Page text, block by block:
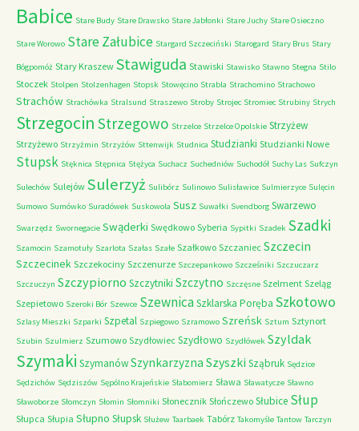
Babice Stare Budy Stare Drawsko Stare Jabłonki Stare Juchy Stare Osieczno
Stare Worowo Stare Załubice Stargard Szczeciński Starogard Stary Brus Stary
Bógpomóż Stary Kraszew Stawiguda Stawiski Stawisko Stawno Stegna Stilo
Stoczek Stolpen Stolzenhagen Stopsk Stowęcino Strabla Strachomino Strachowo
Strachów Strachówka Stralsund Straszewo Stroby Strojec Stromiec Strubiny Strych
Strzegocin Strzegowo Strzelce Strzelce Opolskie Strzyżew
Strzyżewo Strzyżmin Strzyżów Sttenwijk Studnica Studzianki Studzianki Nowe
Stupsk Stęknica Stępnica Stężyca Suchacz Suchedniów Suchodół Suchy Las Sufczyn
Sulechów Sulejów Sulerzyż Sulibórz Sulinowo Sulisławice Sulmierzyce Sulęcin
Sumowo Sumówko Suradówek Suskowola Susz Suwałki Svendborg Swarzewo
Swarzędz Swornegacie Swąderki Swędkowo Syberia Sypitki Szadek Szadki
Szamocin Szamotuły Szarlota Szałas Szałe Szałkowo Szczaniec Szczecin
Szczecinek Szczekociny Szczenurze Szczepankowo Szcześniki Szczuczarz
Szczuczyn Szczypiorno Szczytniki Szczytno Szczęsne Szelment Szeląg
Szepietowo Szeroki Bór Szewce SzewnicaSzklarska Poręba Szkotowo
Szlasy Mieszki Szparki Szpetal Szpiegowo Szramowo Szreńsk Sztum Sztynort
Szubin Szulmierz Szumowo Szydłowiec Szydłowo Szydłówek Szyldak
Szymaki SzymanówSzynkarzyzna Szyszki Sząbruk Sędzice
Sędzichów Sędziszów Sępólno Krajeńskie Słabomierz Sława Sławatycze Sławno
Sławoborze Słomczyn Słomin Słomniki Słonecznik Słończewo Słubice Słup
Słupca Słupia Słupno Słupsk Służew Taarbaek Tabórz Takomyśle Tantow Tarczyn